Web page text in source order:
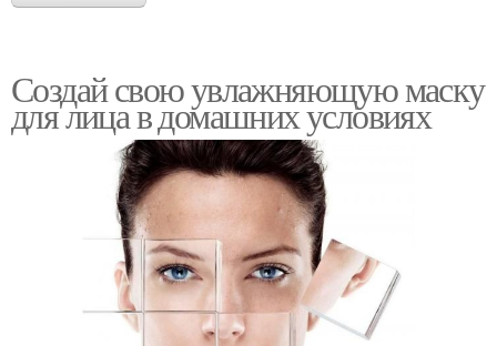
Создай свою увлажняющую маску
для лица в домашних условиях